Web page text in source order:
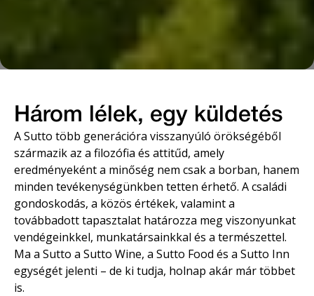
Három lélek, egy küldetés
A Sutto több generációra visszanyúló örökségéből
származik az a filozófia és attitűd, amely
eredményeként a minőség nem csak a borban, hanem
minden tevékenységünkben tetten érhető. A családi
gondoskodás, a közös értékek, valamint a
továbbadott tapasztalat határozza meg viszonyunkat
vendégeinkkel, munkatársainkkal és a természettel.
Ma a Sutto a Sutto Wine, a Sutto Food és a Sutto Inn
egységét jelenti – de ki tudja, holnap akár már többet
is.